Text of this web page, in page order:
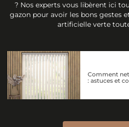
? Nos experts vous libèrent ici
gazon pour avoir les bons gestes
artificielle verte
Comment
: astuces et